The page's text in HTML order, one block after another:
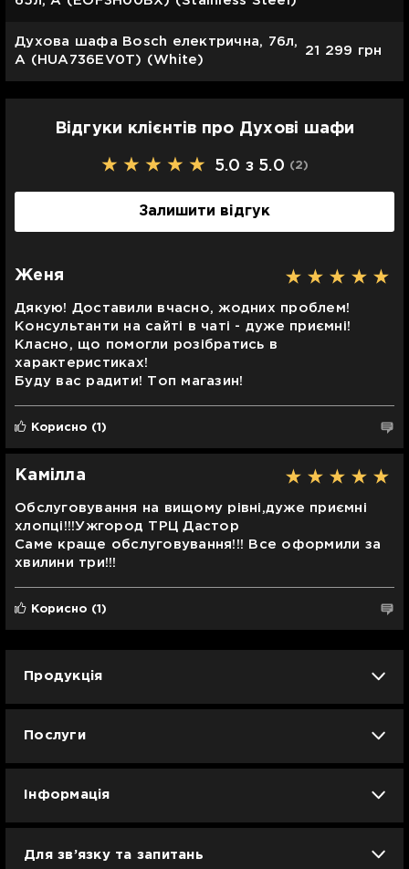
Духова шафа Bosch електрична, 76л,
A (HUA736EV0T) (White)
21 299 грн
Відгуки клієнтів про Духові шафи
5.0 з 5.0 (2)
Залишити відгук
Женя
Дякую! Доставили вчасно, жодних проблем!
Консультанти на сайті в чаті - дуже приємні!
Класно, що помогли розібратись в
характеристиках!
Буду вас радити! Топ магазин!
Корисно (1)
Камілла
Обслуговування на вищому рівні,дуже приємні
хлопці!!!Ужгород ТРЦ Дастор
Саме краще обслуговування!!! Все оформили за
хвилини три!!!
Корисно (1)
Продукція
Apple б/у
Смартфони Смарт-годинники
Послуги
Інформація
Для зв’язку та запитань